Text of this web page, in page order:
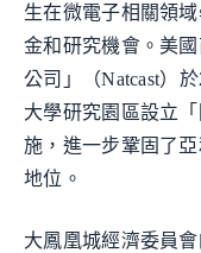
生在微電子相關領
金和研究機會。美
公司」（Natcast）
大學研究園區設立
施，進一步鞏固了
地位。
大鳳凰城經濟委員